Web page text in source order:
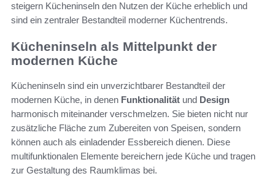
steigern Kücheninseln den Nutzen der Küche erheblich und
sind ein zentraler Bestandteil moderner Küchentrends.
Kücheninseln als Mittelpunkt der
modernen Küche
Kücheninseln sind ein unverzichtbarer Bestandteil der
modernen Küche, in denen Funktionalität und Design
harmonisch miteinander verschmelzen. Sie bieten nicht nur
zusätzliche Fläche zum Zubereiten von Speisen, sondern
können auch als einladender Essbereich dienen. Diese
multifunktionalen Elemente bereichern jede Küche und tragen
zur Gestaltung des Raumklimas bei.